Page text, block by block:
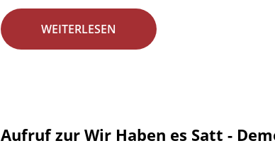
WEITERLESEN
Aufruf zur Wir Haben es Satt -